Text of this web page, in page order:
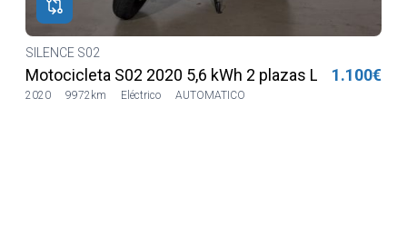
SILENCE S02
Motocicleta S02 2020 5,6 kWh 2 plazas Lilia LVSH
2020 9972km Eléctrico AUTOMATICO
1.100€